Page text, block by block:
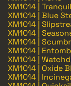
XM1014 |
XM1014 | Blue
XM1014 |
XM1014 |
XM1014 |
XM1014 |
XM1014 |
XM1014 | Oxide
XM1014 |